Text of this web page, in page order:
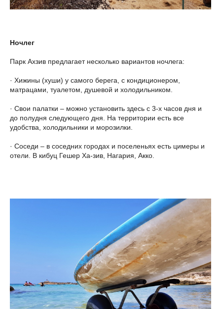
Ночлег
Парк Ахзив предлагает несколько вариантов ночлега:
· Хижины (хуши) у самого берега, с кондиционером,
матрацами, туалетом, душевой и холодильником.
· Свои палатки – можно установить здесь с 3-х часов дня и
до полудня следующего дня. На территории есть все
удобства, холодильники и морозилки.
· Соседи – в соседних городах и поселеньях есть цимеры и
отели. В кибуц Гешер Ха-зив, Нагария, Акко.